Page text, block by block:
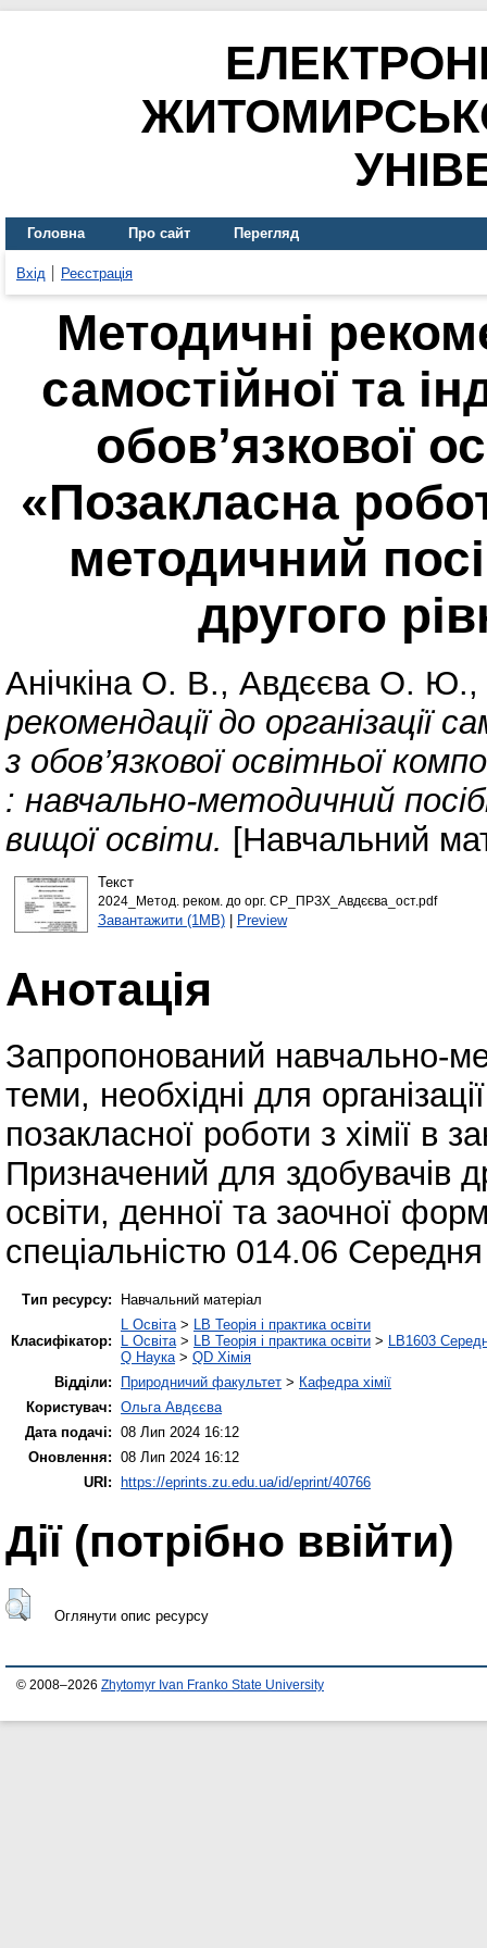
Головна Про сайт Перегляд
Вхід Реєстрація
Методичні
самостійної та
обов’язкової
«Позакласна
методичний
другого
Анічкіна О. В., Авдєєва О. Ю.,
рекомендації до організації
з обов’язкової освітньої
: навчально-методичний
вищої освіти. [Навчальний
Текст
2024_Метод. реком. до орг. СР_ПРЗХ_Авдєєва_ост.pdf
Завантажити (1MB)| Preview
Анотація
Запропонований навчально-
теми, необхідні для
позакласної роботи з хімії в
Призначений для здобувачів
освіти, денної та заочної
спеціальністю 014.06 Середня
Тип ресурсу: Навчальний матеріал
Класифікатор:
L Освіта > LB Теорія і практика освіти
L Освіта > LB Теорія і практика освіти > LB1603
Q Наука > QD Хімія
Відділи:
Природничий факультет > Кафедра хімії
Користувач: Ольга Авдєєва
Дата подачі: 08 Лип 2024 16:12
Оновлення: 08 Лип 2024 16:12
URI: https://eprints.zu.edu.ua/id/eprint/40766
Дії ​​(потрібно ввійти)
Оглянути опис ресурсу
© 2008–2026 Zhytomyr Ivan Franko State University